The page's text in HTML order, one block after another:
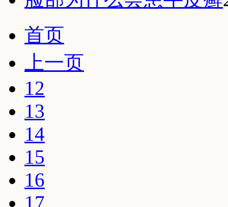
首页
上一页
12
13
14
15
16